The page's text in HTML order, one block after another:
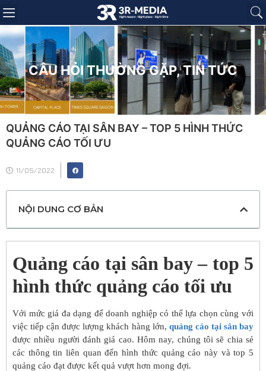
CÂU HỎI THƯỜNG GẶP,TIN TỨC
QUẢNG CÁO TẠI SÂN BAY – TOP 5 HÌNH THỨC
QUẢNG CÁO TỐI ƯU
11/05/2022
NỘI DUNG CƠ BẢN
Quảng cáo tại sân bay – top 5
hình thức quảng cáo tối ưu
Với mức giá đa dạng để doanh nghiệp có thể lựa chọn cùng với
việc tiếp cận được lượng khách hàng lớn, quảng cáo tại sân bay
được nhiều người đánh giá cao. Hôm nay, chúng tôi sẽ chia sẻ
các thông tin liên quan đến hình thức quảng cáo này và top 5
quảng cáo đạt được kết quả vượt hơn mong đợi.